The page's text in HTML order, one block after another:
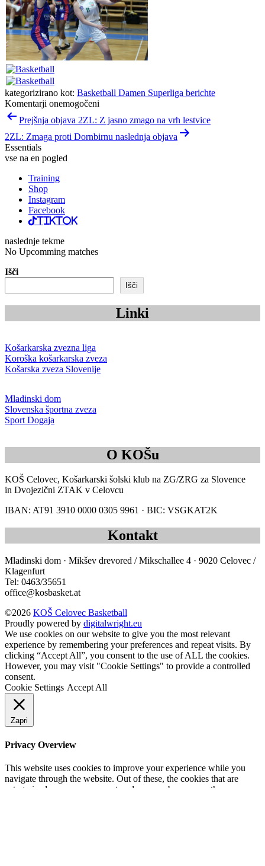
kategorizirano kot: Basketball Damen Superliga berichte
Komentarji onemogočeni
Navigacija
prispevka
Prejšnja objava 2ZL: Z jasno zmago na vrh lestvice
2ZL: Zmaga proti Dornbirnu naslednja objava
Essentials
vse na en pogled
Training
Shop
Facebook
TikTok
naslednje tekme
No Upcomming matches
Koroška košarkarska zveza
Slovenska športna zveza
O KOŠu
KOŠ Celovec, Košarkarski šolski klub na ZG/ZRG za Slovence
in Dvojezični ZTAK v Celovcu
IBAN: AT91 3910 0000 0305 9961 · BIC: VSGKAT2K
Kontakt
Mladinski dom · Mikšev drevored / Mikschallee 4 · 9020 Celovec /
Klagenfurt
Tel: 0463/35651
office@kosbasket.at
©2026KOŠ Celovec Basketball
digitalwright.eu
experience by remembering your preferences and repeat visits. By
clicking “Accept All”, you consent to the use of ALL the cookies.
However, you may visit "Cookie Settings" to provide a controlled
consent.
Cookie Settings
Zapri
Privacy Overview
This website uses cookies to improve your experience while you
navigate through the website. Out of these, the cookies that are
categorized as necessary are stored on your browser as they are
essential for the working of basic functionalities of the website. We
also use third-party cookies that help us analyze and understand how
only with your consent. You also have the option to opt-out of these
browsing experience.
SAVE & ACCEPT